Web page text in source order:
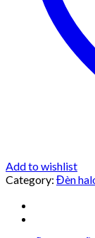
Add to wishlist
Category: Đèn